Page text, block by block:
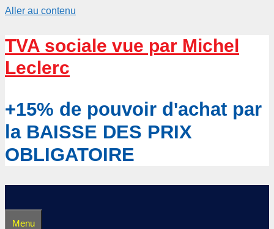
Aller au contenu
TVA sociale vue par Michel
Leclerc
+15% de pouvoir d'achat par
la BAISSE DES PRIX
OBLIGATOIRE
Menu